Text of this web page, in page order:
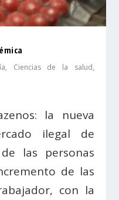
, Ciencias de la salud,
la nueva
ilegal de
las personas
de las
con la